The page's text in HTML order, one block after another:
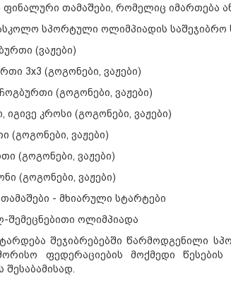
თამაშები, რომელიც იმართება
სპორტული ოლიმპიადის საშეჯიბრო
(ვაჟები)
3x3 (გოგონები, ვაჟები)
(გოგონები, ვაჟები)
კროსი (გოგონები, ვაჟები)
ვაჟები)
(გოგონები, ვაჟები)
(გოგონები, ვაჟები)
- მხიარული სტარტები
ოლიმპიადა
შეჯიბრებებში წარმოდგენილი
ფედერაციების მოქმედი